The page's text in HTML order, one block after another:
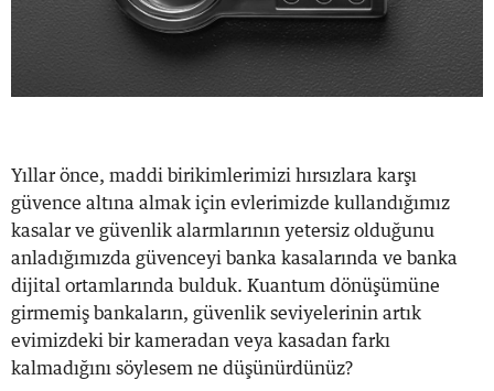
Yıllar önce, maddi birikimlerimizi hırsızlara karşı
güvence altına almak için evlerimizde kullandığımız
kasalar ve güvenlik alarmlarının yetersiz olduğunu
anladığımızda güvenceyi banka kasalarında ve banka
dijital ortamlarında bulduk. Kuantum dönüşümüne
girmemiş bankaların, güvenlik seviyelerinin artık
evimizdeki bir kameradan veya kasadan farkı
kalmadığını söylesem ne düşünürdünüz?